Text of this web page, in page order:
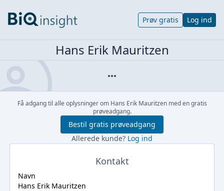
Prøv gratis Log ind
Hans Erik Mauritzen
Få adgang til alle oplysninger om Hans Erik Mauritzen med en gratis
prøveadgang.
Bestil gratis prøveadgang
Allerede kunde? Log ind
Kontakt
Navn
Hans Erik Mauritzen